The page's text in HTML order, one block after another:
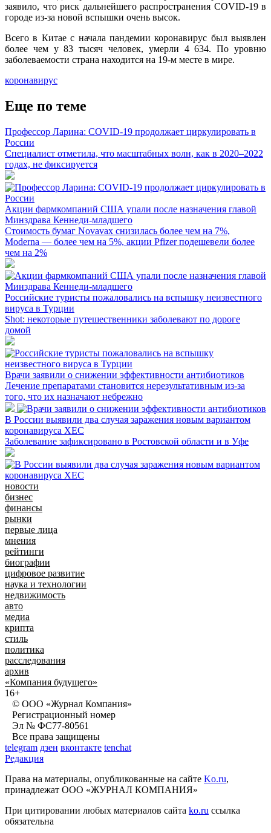
заявило, что риск дальнейшего распространения COVID-19 в
городе из-за новой вспышки очень высок.
Всего в Китае с начала пандемии коронавирус был выявлен
более чем у 83 тысяч человек, умерли 4 634. По уровню
заболеваемости страна находится на 19-м месте в мире.
коронавирус
Еще по теме
Профессор Ларина: COVID-19 продолжает циркулировать в
России
Специалист отметила, что масштабных волн, как в 2020–2022
годах, не фиксируется
Акции фармкомпаний США упали после назначения главой
Минздрава Кеннеди-младшего
Стоимость бумаг Novavax снизилась более чем на 7%,
Moderna — более чем на 5%, акции Pfizer подешевели более
чем на 2%
Российские туристы пожаловались на вспышку неизвестного
вируса в Турции
Shot: некоторые путешественники заболевают по дороге
домой
Врачи заявили о снижении эффективности антибиотиков
Лечение препаратами становится нерезультативным из-за
того, что их назначают небрежно
В России выявили два случая заражения новым вариантом
коронавируса XEC
Заболевание зафиксировано в Ростовской области и в Уфе
новости
бизнес
финансы
рынки
первые лица
мнения
рейтинги
биографии
цифровое развитие
наука и технологии
недвижимость
авто
медиа
крипта
стиль
политика
расследования
архив
«Компания будущего»
16+
© ООО «Журнал Компания»
Регистрационный номер
Эл № ФС77-80561
Все права защищены
telegram дзен вконтакте tenchat
Редакция
Права на материалы, опубликованные на сайте Ko.ru,
принадлежат ООО «ЖУРНАЛ КОМПАНИЯ»
При цитировании любых материалов сайта ko.ru ссылка
обязательна